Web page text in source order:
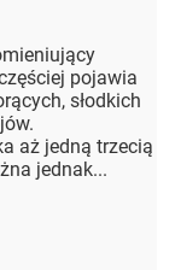
pojawia
słodkich
aż jedną trzecią
jednak...